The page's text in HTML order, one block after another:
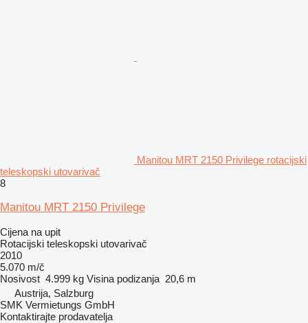
Manitou MRT 2150 Privilege rotacijski
teleskopski utovarivač
8
Manitou MRT 2150 Privilege
Cijena na upit
Rotacijski teleskopski utovarivač
2010
5.070 m/č
Nosivost 4.999 kg Visina podizanja 20,6 m
Austrija, Salzburg
SMK Vermietungs GmbH
Kontaktirajte prodavatelja